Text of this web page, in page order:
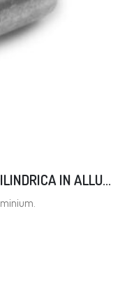
INSERTI FILETTATI A TESTA CILINDRICA IN ALLUMINIO